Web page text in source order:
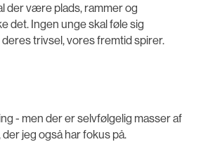
der være plads, rammer og
det. Ingen unge skal føle sig
trivsel, vores fremtid spirer.
- men der er selvfølgelig masser af
jeg også har fokus på.